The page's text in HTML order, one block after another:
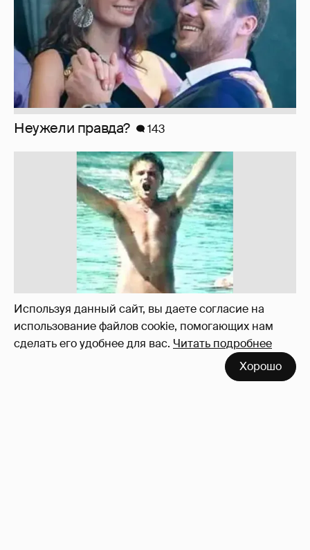
Используя данный сайт, вы даете согласие на
использование файлов cookie, помогающих нам
сделать его удобнее для вас. Читать подробнее
Хорошо
Неужели правда? 143